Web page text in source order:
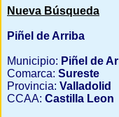
Nueva Búsqueda
Piñel de Arriba
Municipio: Piñel de
Comarca: Sureste
Provincia: Valladolid
CCAA: Castilla Leon